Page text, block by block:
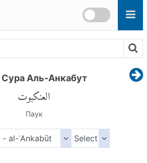
Сура Аль-Анкабут
العنكبوت
Паук